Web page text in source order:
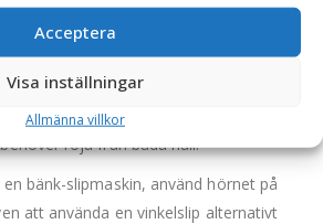
Acceptera
Visa inställningar
Allmänna villkor
för att hugga av materialet. Klingan
både användare och vinkelväxel. Sly
från sågriktningen skärs lätt av, vilket
röja från båda håll.
bänk-slipmaskin, använd hörnet på
att använda en vinkelslip alternativt